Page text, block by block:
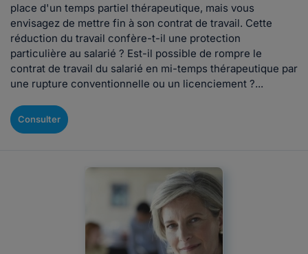
place d'un temps partiel thérapeutique, mais vous
envisagez de mettre fin à son contrat de travail. Cette
réduction du travail confère-t-il une protection
particulière au salarié ? Est-il possible de rompre le
contrat de travail du salarié en mi-temps thérapeutique par
une rupture conventionnelle ou un licenciement ?...
Consulter